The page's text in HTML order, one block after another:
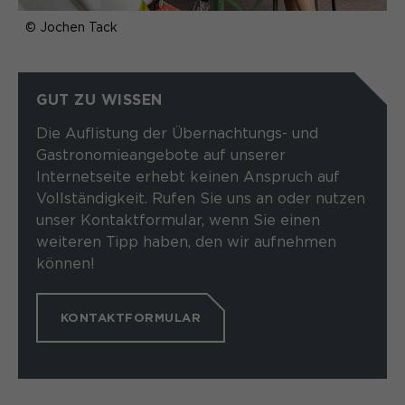
© Jochen Tack
GUT ZU WISSEN
Die Auflistung der Übernachtungs- und
Gastronomieangebote auf unserer
Internetseite erhebt keinen Anspruch auf
Vollständigkeit. Rufen Sie uns an oder nutzen
unser Kontaktformular, wenn Sie einen
weiteren Tipp haben, den wir aufnehmen
können!
KONTAKTFORMULAR
Zweck
PHPs Standard Sitzungs- Identifikation
Anbieter TYPO3
Zweck
Dieser Cookie teilt der Webseite mit,
ob ein Besucher im Typo3-Backend
Name MATOMO_SESSID
Anbieter Matomo
Laufzeit
Zweck
Temporäre Session-ID, ohne